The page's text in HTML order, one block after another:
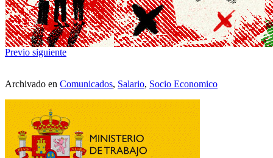
Previo siguiente
Archivado en Comunicados, Salario, Socio Economico